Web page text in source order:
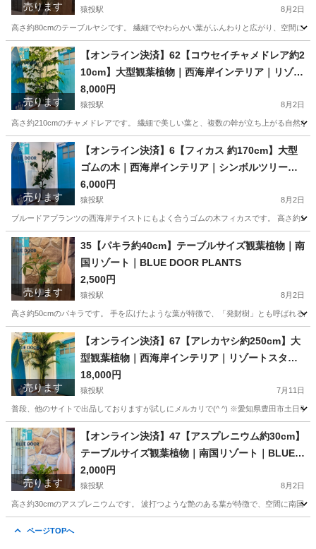
売ります 猿投駅 8月2日
高さ約80cmのテーブルヤシです。 繊細でやわらかい葉がふんわりと広がり、空間に
愛知 豊田市 猿投駅 家庭用品 観葉植物
売ります
【オンライン決済】62【コウセイチャメドレア約2
10cm】大型観葉植物｜西海岸インテリア｜リゾー
トスタイル｜BLUE DOOR PLANTS
8,000円
猿投駅 8月2日
高さ約210cmのチャメドレアです。 繊細で美しい葉と、複数の幹が立ち上がる自然
愛知 豊田市 猿投駅 家庭用品 大型
売ります
【オンライン決済】6【フィカス 約170cm】大型
ゴムの木｜西海岸インテリア｜シンボルツリー｜B
LUE DOOR PLANTS
6,000円
猿投駅 8月2日
ブルードアプランツの西海岸テイストにもよく合うゴムの木フィカスです。 高さ約
愛知 豊田市 猿投駅 家庭用品 フィカス
売ります
35【パキラ約40cm】テーブルサイズ観葉植物｜南
国リゾート｜BLUE DOOR PLANTS
2,500円
猿投駅 8月2日
高さ約50cmのパキラです。 手を広げたような葉が特徴で、「発財樹」とも呼ばれる
愛知 豊田市 猿投駅 家庭用品 観葉植物
売ります
【オンライン決済】67【アレカヤシ約250cm】大
型観葉植物｜西海岸インテリア｜リゾートスタイ
ル｜
18,000円
猿投駅 7月11日
普段、他のサイトで出品しておりますが試しにメルカリで(^ ^) ※愛知県豊田市土日引
愛知 豊田市 猿投駅 家庭用品 アレカヤシ
売ります
【オンライン決済】47【アスプレニウム約30cm】
テーブルサイズ観葉植物｜南国リゾート｜BLUE D
OOR PLANTS
2,000円
猿投駅 8月2日
高さ約30cmのアスプレニウムです。 波打つような艶のある葉が特徴で、空間に南国
ページTOPへ